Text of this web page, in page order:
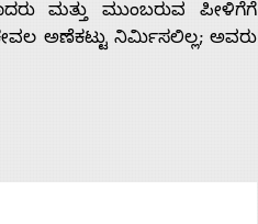
ಮತ್ತು ಮುಂಬರುವ ಪೀಳಿಗೆಗೆ
ಅಣೆಕಟ್ಟು ನಿರ್ಮಿಸಲಿಲ್ಲ; ಅವರು